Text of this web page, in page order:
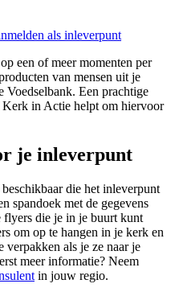
als inleverpunt
een of meer momenten per
van mensen uit je
Voedselbank. Een prachtige
in Actie helpt om hiervoor
je inleverpunt
die het inleverpunt
spandoek met de gegevens
flyers die je in je buurt kunt
om op te hangen in je kerk en
verpakken als je ze naar je
meer informatie? Neem
in jouw regio.